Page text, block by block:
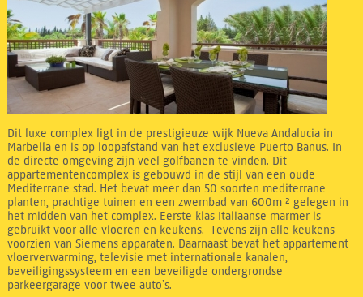
Dit luxe complex ligt in de prestigieuze wijk Nueva Andalucia in
Marbella en is op loopafstand van het exclusieve Puerto Banus. In
de directe omgeving zijn veel golfbanen te vinden. Dit
appartementencomplex is gebouwd in de stijl van een oude
Mediterrane stad. Het bevat meer dan 50 soorten mediterrane
planten, prachtige tuinen en een zwembad van 600m ² gelegen in
het midden van het complex. Eerste klas Italiaanse marmer is
gebruikt voor alle vloeren en keukens. Tevens zijn alle keukens
voorzien van Siemens apparaten. Daarnaast bevat het appartement
vloerverwarming, televisie met internationale kanalen,
beveiligingssysteem en een beveiligde ondergrondse
parkeergarage voor twee auto’s.